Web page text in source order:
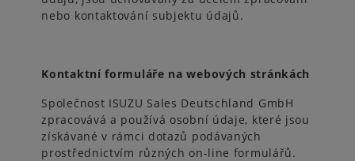
nebo kontaktování subjektu údajů.
Kontaktní formuláře na webových stránkách
Společnost ISUZU Sales Deutschland GmbH
zpracovává a používá osobní údaje, které jsou
získávané v rámci dotazů podávaných
prostřednictvím různých on-line formulářů.